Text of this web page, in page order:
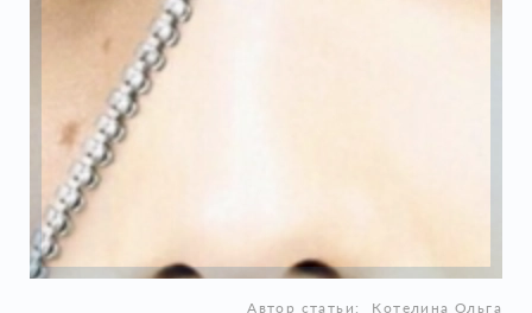
Автор статьи: Котелина Ольга